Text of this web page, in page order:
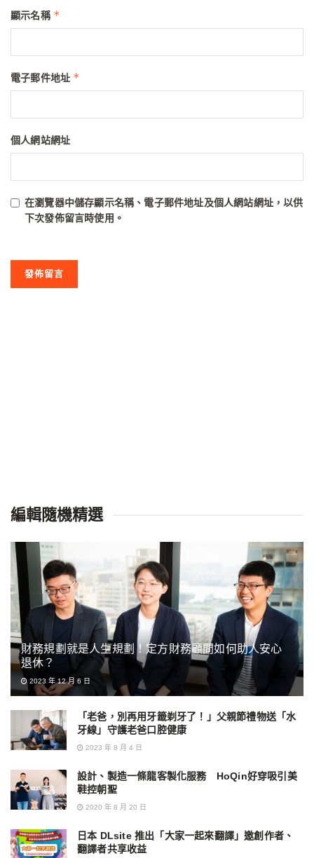
顯示名稱 *
電子郵件地址 *
個人網站網址
在瀏覽器中儲存顯示名稱、電子郵件地址及個人網站網址，以供
下次發佈留言時使用。
編輯隨機精選
財務規劃就是人生規劃！定方財務顧問如何助人安心
退休？
2023 年 12 月 6 日
「老爸，別再用牙籤剃牙了！」父親節禮物送「水
牙線」守護老爸口腔健康
2023 年 8 月 4 日
設計、製造一條龍客製化服務 HoQin好穿吸引美
鞋控朝聖
2020 年 8 月 20 日
日本 DLsite 推出「大家一起來翻譯」邀創作者、
翻譯者共享收益